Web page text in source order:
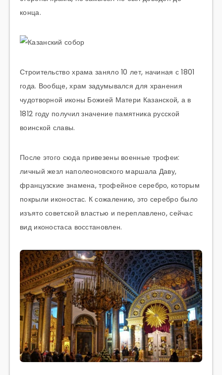
конца.
Строительство храма заняло 10 лет, начиная с 1801
года. Вообще, храм задумывался для хранения
чудотворной иконы Божией Матери Казанской, а в
1812 году получил значение памятника русской
воинской славы.
После этого сюда привезены военные трофеи:
личный жезл наполеоновского маршала Даву,
французские знамена, трофейное серебро, которым
покрыли иконостас. К сожалению, это серебро было
изъято советской властью и переплавлено, сейчас
вид иконостаса восстановлен.